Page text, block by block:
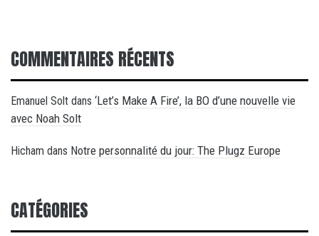
COMMENTAIRES RÉCENTS
Emanuel Solt dans ‘Let’s Make A Fire’, la BO d’une nouvelle vie
avec Noah Solt
Hicham dans Notre personnalité du jour: The Plugz Europe
CATÉGORIES